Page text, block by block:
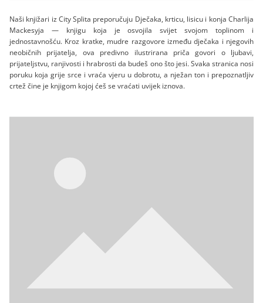
Naši knjižari iz City Splita preporučuju Dječaka, krticu, lisicu i konja Charlija
Mackesyja — knjigu koja je osvojila svijet svojom toplinom i
jednostavnošću. Kroz kratke, mudre razgovore između dječaka i njegovih
neobičnih prijatelja, ova predivno ilustrirana priča govori o ljubavi,
prijateljstvu, ranjivosti i hrabrosti da budeš ono što jesi. Svaka stranica nosi
poruku koja grije srce i vraća vjeru u dobrotu, a nježan ton i prepoznatljiv
crtež čine je knjigom kojoj ćeš se vraćati uvijek iznova.